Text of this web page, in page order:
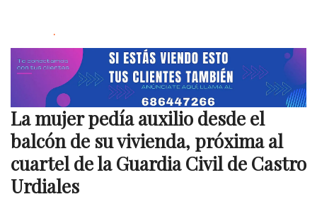
.
La mujer pedía auxilio desde el
balcón de su vivienda, próxima al
cuartel de la Guardia Civil de Castro
Urdiales